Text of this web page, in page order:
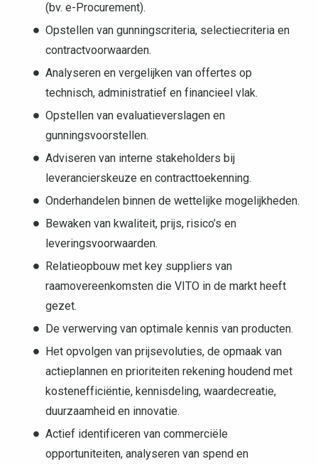
(bv. e-Procurement).
Opstellen van gunningscriteria, selectiecriteria en
contractvoorwaarden.
Analyseren en vergelijken van offertes op
technisch, administratief en financieel vlak.
Opstellen van evaluatieverslagen en
gunningsvoorstellen.
Adviseren van interne stakeholders bij
leverancierskeuze en contracttoekenning.
Onderhandelen binnen de wettelijke mogelijkheden.
Bewaken van kwaliteit, prijs, risico’s en
leveringsvoorwaarden.
Relatieopbouw met key suppliers van
raamovereenkomsten die VITO in de markt heeft
gezet.
De verwerving van optimale kennis van producten.
Het opvolgen van prijsevoluties, de opmaak van
actieplannen en prioriteiten rekening houdend met
kostenefficiëntie, kennisdeling, waardecreatie,
duurzaamheid en innovatie.
Actief identificeren van commerciële
opportuniteiten, analyseren van spend en